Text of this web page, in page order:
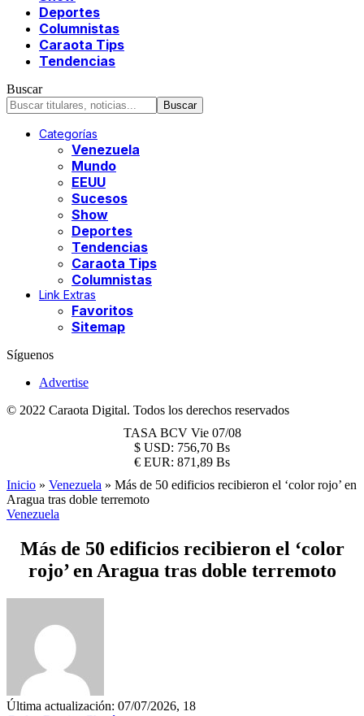
Deportes
Columnistas
Caraota Tips
Tendencias
Buscar
Categorías
Venezuela
Mundo
EEUU
Sucesos
Show
Deportes
Tendencias
Caraota Tips
Columnistas
Link Extras
Favoritos
Sitemap
Síguenos
Advertise
© 2022 Caraota Digital. Todos los derechos reservados
TASA BCV Vie 07/08
$ USD: 756,70 Bs
€ EUR: 871,89 Bs
Inicio » Venezuela » Más de 50 edificios recibieron el ‘color rojo’ en
Aragua tras doble terremoto
Venezuela
Más de 50 edificios recibieron el ‘color
rojo’ en Aragua tras doble terremoto
Última actualización: 07/07/2026, 18